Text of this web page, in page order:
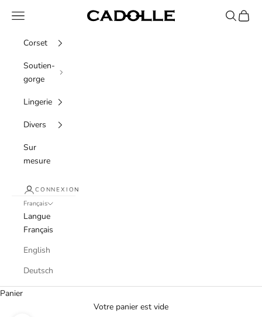
Cadolle
Menu Recherche
Panier
Corset
Soutien-
gorge
Lingerie
Divers
Sur
mesure
CONNEXION
Français
Langue
Français
English
Deutsch
Panier
Votre panier est vide